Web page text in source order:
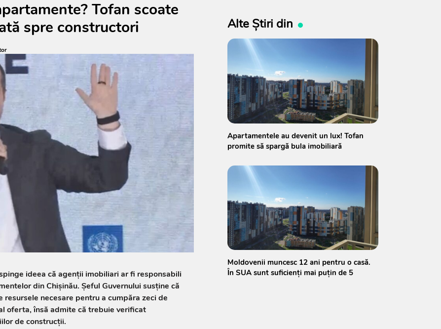
Tofan scoate
spre constructori
ideea că agenții imobiliari ar fi responsabili
din Chișinău. Șeful Guvernului susține că
necesare pentru a cumpăra zeci de
oferta, însă admite că trebuie verificat
de construcții.
Alte Știri din
Apartamentele au devenit un lux! Tofan
promite să spargă bula imobiliară
Moldovenii muncesc 12 ani pentru o casă.
În SUA sunt suficienți mai puțin de 5